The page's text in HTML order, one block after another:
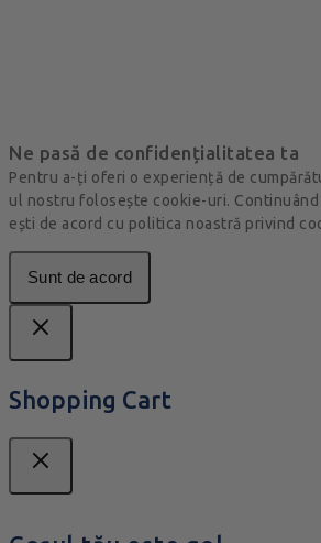
Ne pasă de confidențialitatea ta
Pentru a-ți oferi o experiență de
ul nostru folosește cookie-uri.
ești de acord cu politica noastră privind
Sunt de acord
Shopping Cart